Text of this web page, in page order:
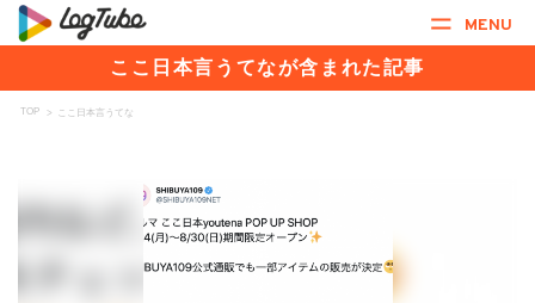
MENU
ここ日本言うてなが含まれた記事
TOP > ここ日本言うてな